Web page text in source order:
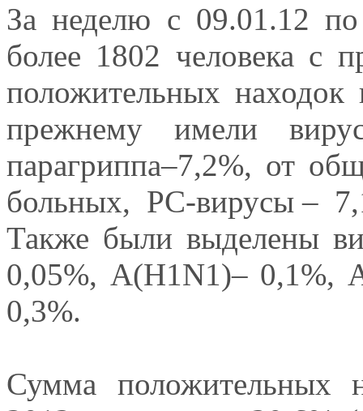
За неделю с 09.01.12
более 1802 человека с
положительных
прежнему имели
парагриппа–7,2%, от
больных, РС-вирусы –
Также были выделены
0,05%, А(Н1N1)– 0,1%,
0,3%.
Сумма положительных